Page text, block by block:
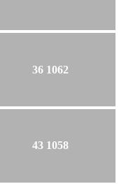
36 1062
43 1058